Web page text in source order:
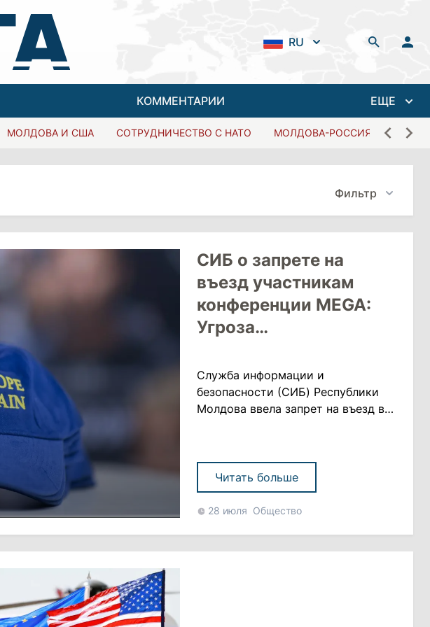
RU
КОММЕНТАРИИ ЕЩЕ
МОЛДОВА И США СОТРУДНИЧЕСТВО С НАТО МОЛДОВА-РОССИЯ
Фильтр
СИБ о запрете на
въезд участникам
конференции MEGA:
Угроза
Служба информации и
безопасности (CИБ) Республики
Молдова ввела запрет на въезд в
потенциальную угрозу
национальной безопасности. В
ведомстве заявили, что решение
было принято из-за подозрений в
Читать больше
28 июля Общество